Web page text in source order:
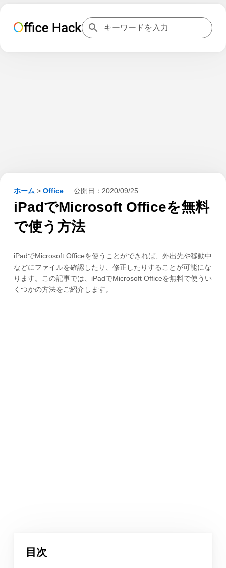
ホーム > Office 公開日： 2020/09/25
iPadでMicrosoft Officeを無料
で使う方法
iPadでMicrosoft Officeを使うことができれば、外出先や移動中
などにファイルを確認したり、修正したりすることが可能にな
ります。この記事では、iPadでMicrosoft Officeを無料で使うい
くつかの方法をご紹介します。
目次